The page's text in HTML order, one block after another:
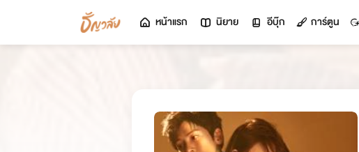
หน้าแรก นิยาย อีบุ๊ก การ์ตูน